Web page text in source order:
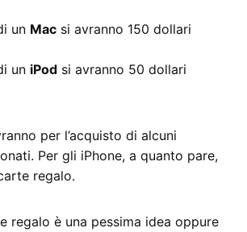
un Mac si avranno 150 dollari
un iPod si avranno 50 dollari
per l’acquisto di alcuni
Per gli iPhone, a quanto pare,
regalo.
regalo è una pessima idea oppure